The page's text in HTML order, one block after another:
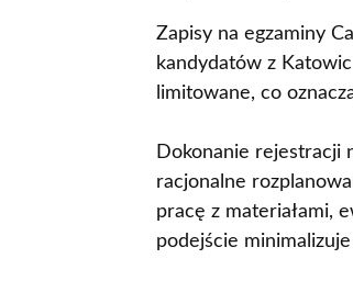
Zapisy na egzaminy
kandydatów z
limitowane, co
Dokonanie rejestracji
racjonalne
pracę z materiałami,
podejście